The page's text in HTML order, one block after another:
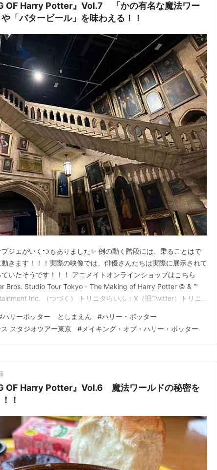
OF Harry Potter』Vol.7 「かの有名な魔法ワー
「バタービール」を味わえる！！
ジェがいくつもありました✨ 例の動く階段には、乗ることはで
きます！！！実際の映像では、俳優さんたちは実際に展示されて
いたそうです！！！ アニメイトオンラインショップはこちら
Bros. Studio Tour Tokyo - The Making of Harry Potter © & ™
Inc. （つづく） トリニタらいふ：X（旧Twitter）トリニ
ハリーポッター としまえん #ハリー・ポッター
スタジオツアー東京 #メイキング・オブ・ハリー・ポッター
OF Harry Potter』Vol.6 魔法ワールドの秘密を
！